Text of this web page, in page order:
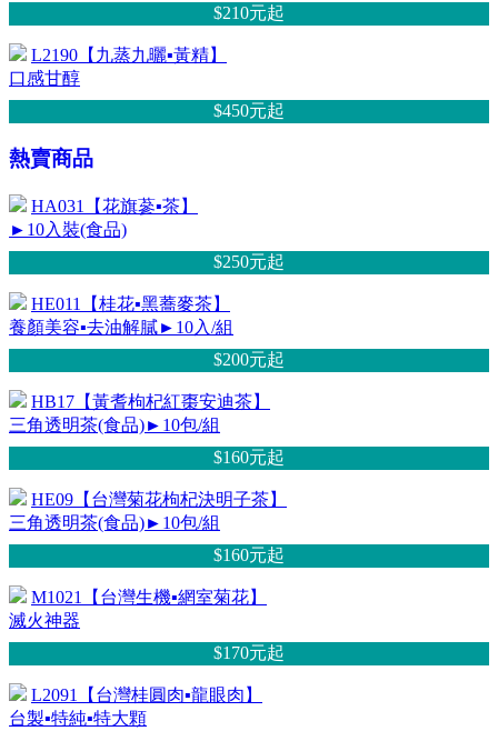
$210元起
L2190【九蒸九曬▪黃精】
口感甘醇
$450元起
熱賣商品
HA031【花旗蔘▪茶】
►10入裝(食品)
$250元起
HE011【桂花▪黑蕎麥茶】
養顏美容▪去油解膩►10入/組
$200元起
HB17【黃耆枸杞紅棗安迪茶】
三角透明茶(食品)►10包/組
$160元起
HE09【台灣菊花枸杞決明子茶】
三角透明茶(食品)►10包/組
$160元起
M1021【台灣生機▪網室菊花】
滅火神器
$170元起
L2091【台灣桂圓肉▪龍眼肉】
台製▪特純▪特大顆